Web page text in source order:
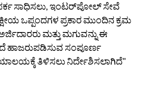
ಸಾಧಿಸಲು, ಇಂಟರ್‌ಪೋಲ್‌ ಸೇವೆ
ಒಪ್ಪಂದಗಳ ಪ್ರಕಾರ ಮುಂದಿನ ಕ್ರಮ
ಮತ್ತು ಮಗುವನ್ನು ಈ
ಹಾಜರುಪಡಿಸುವ ಸಂಪೂರ್ಣ
ತಿಳಿಸಲು ನಿರ್ದೇಶಿಸಲಾಗಿದೆ"